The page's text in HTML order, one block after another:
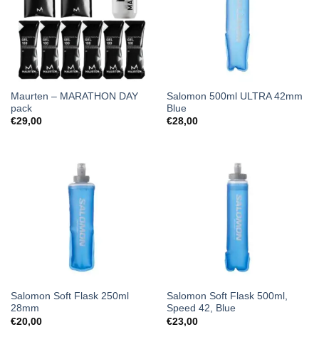
Maurten – MARATHON DAY
pack
€29,00
Salomon 500ml ULTRA 42mm
Blue
€28,00
Salomon Soft Flask 250ml
28mm
€20,00
Salomon Soft Flask 500ml,
Speed ​​42, Blue
€23,00